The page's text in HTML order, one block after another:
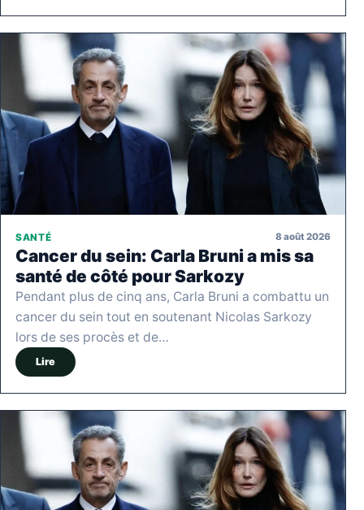
SANTÉ 8 août 2026
Cancer du sein: Carla Bruni a mis sa
santé de côté pour Sarkozy
Pendant plus de cinq ans, Carla Bruni a combattu un
cancer du sein tout en soutenant Nicolas Sarkozy
lors de ses procès et de…
Lire